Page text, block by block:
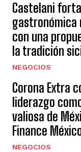
Castelani
gastronómica
con una
la tradición
NEGOCIOS
Corona Extra
liderazgo
valiosa de
Finance
NEGOCIOS